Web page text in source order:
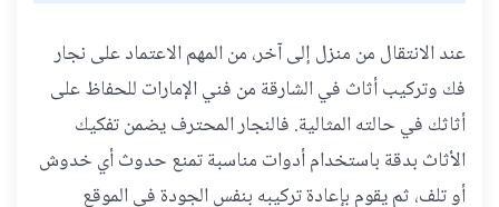
عند الانتقال من منزل إلى آخر، من المهم الاعتماد على نجار
فك وتركيب أثاث في الشارقة من فني الإمارات للحفاظ على
أثاثك في حالته المثالية. فالنجار المحترف يضمن تفكيك
الأثاث بدقة باستخدام أدوات مناسبة تمنع حدوث أي خدوش
أو تلف، ثم يقوم بإعادة تركيبه بنفس الجودة في الموقع